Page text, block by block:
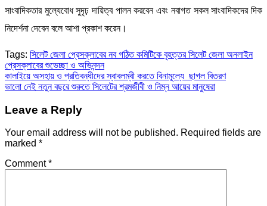
সাংবাদিকতার মুল্যেবোধ সুদৃঢ় দায়িত্ব পালন করবেন এবং নবাগত সকল সাংবাদিকদের দিক
নিদের্শনা দেবেন বলে আশা প্রকাশ করেন।
Tags: সিলেট জেলা প্রেসক্লাবের নব গঠিত কমিটিকে বৃহত্তর সিলেট জেলা অনলাইন
প্রেসক্লাবের শুভেচ্ছা ও অভিনন্দন
Post
navigation
কালাইয়ে অসহায় ও প্রতিবন্ধীদের স্বাবলম্বী করতে বিনামূল্যে ছাগল বিতরণ
ভালো নেই নতুন বছরে শুরুতে সিলেটের শ্রমজীবী ও নিম্ন আয়ের মানুষেরা
Leave a Reply
Your email address will not be published. Required fields are
marked *
Comment*